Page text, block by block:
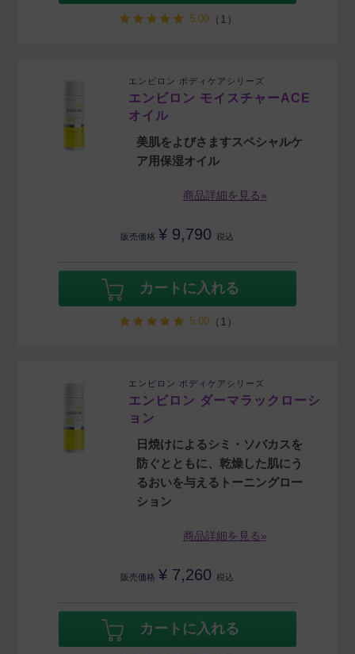
5.00（1）
エンビロン ボディケアシリーズ
エンビロン モイスチャーACE
オイル
美肌をよびさますスペシャルケ
ア用保湿オイル
商品詳細を見る»
販売価格 ¥ 9,790 税込
カートに入れる
5.00（1）
エンビロン ボディケアシリーズ
エンビロン ダーマラックローシ
ョン
日焼けによるシミ・ソバカスを
防ぐとともに、乾燥した肌にう
るおいを与えるトーニングロー
ション
商品詳細を見る»
販売価格 ¥ 7,260 税込
カートに入れる